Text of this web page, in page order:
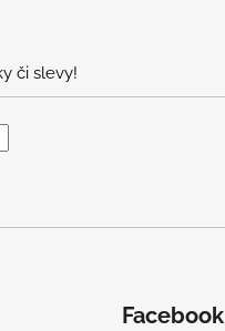
či slevy!
Facebook